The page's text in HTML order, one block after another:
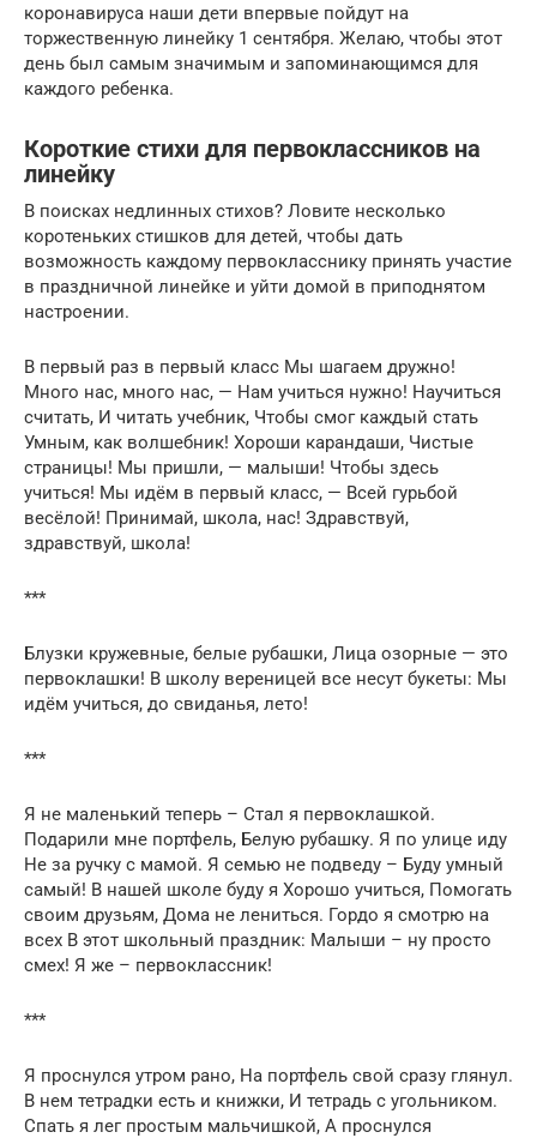
коронавируса наши дети впервые пойдут на
торжественную линейку 1 сентября. Желаю, чтобы этот
день был самым значимым и запоминающимся для
каждого ребенка.
Короткие стихи для первоклассников на
линейку
В поисках недлинных стихов? Ловите несколько
коротеньких стишков для детей, чтобы дать
возможность каждому первокласснику принять участие
в праздничной линейке и уйти домой в приподнятом
настроении.
В первый раз в первый класс Мы шагаем дружно!
Много нас, много нас, — Нам учиться нужно! Научиться
считать, И читать учебник, Чтобы смог каждый стать
Умным, как волшебник! Хороши карандаши, Чистые
страницы! Мы пришли, — малыши! Чтобы здесь
учиться! Мы идём в первый класс, — Всей гурьбой
весёлой! Принимай, школа, нас! Здравствуй,
здравствуй, школа!
***
Блузки кружевные, белые рубашки, Лица озорные — это
первоклашки! В школу вереницей все несут букеты: Мы
идём учиться, до свиданья, лето!
***
Я не маленький теперь – Стал я первоклашкой.
Подарили мне портфель, Белую рубашку. Я по улице иду
Не за ручку с мамой. Я семью не подведу – Буду умный
самый! В нашей школе буду я Хорошо учиться, Помогать
своим друзьям, Дома не лениться. Гордо я смотрю на
всех В этот школьный праздник: Малыши – ну просто
смех! Я же – первоклассник!
***
Я проснулся утром рано, На портфель свой сразу глянул.
В нем тетрадки есть и книжки, И тетрадь с угольником.
Спать я лег простым мальчишкой, А проснулся